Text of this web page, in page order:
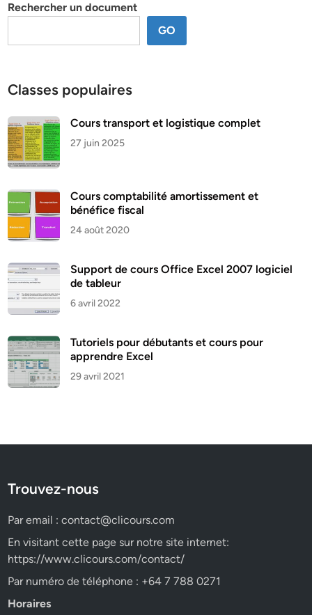
Rechercher un document
GO
Classes populaires
Cours transport et logistique complet
27 juin 2025
Cours comptabilité amortissement et
bénéfice fiscal
24 août 2020
Support de cours Office Excel 2007 logiciel
de tableur
6 avril 2022
Tutoriels pour débutants et cours pour
apprendre Excel
29 avril 2021
Trouvez-nous
Par email :contact@clicours.com
En visitant cette page sur notre site internet:
https://www.clicours.com/contact/
Par numéro de téléphone : +64 7 788 0271
Horaires